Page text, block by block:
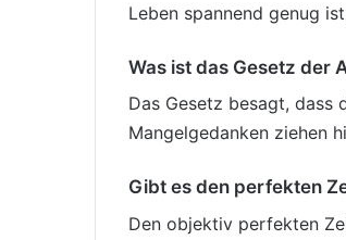
Leben spannend genug
Was ist das Gesetz der
Das Gesetz besagt, dass
Mangelgedanken ziehen
Gibt es den perfekten
Den objektiv perfekten